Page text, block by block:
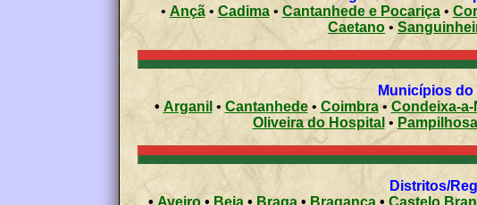
• Ançã• Cadima• Cantanhede e Pocariça•
Caetano •
• Arganil • Cantanhede• Coimbra• Condeixa-a-
Oliveira do Hospital •
•Aveiro• Beja • Braga • Bragança • Castelo